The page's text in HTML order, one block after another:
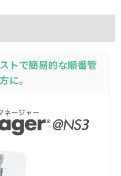
トで簡易的な順番管
に。